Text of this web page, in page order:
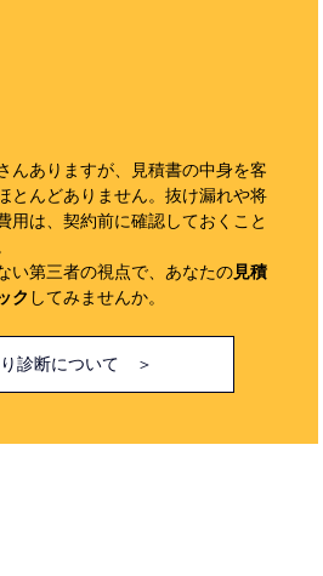
んありますが、見積書の中身を客
とんどありません。抜け漏れや将
用は、契約前に確認しておくこと
い第三者の視点で、あなたの見積
ク してみませんか。
り診断について ＞